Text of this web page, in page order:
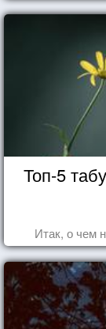
Топ-5
Итак, о чем